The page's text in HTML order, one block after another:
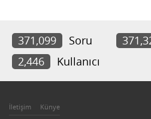
371,099 Soru
2,446
Kullanıcı
İletişim Künye